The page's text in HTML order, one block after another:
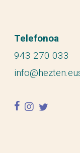
Telefonoa
943 270 033
facebook
instagram
twitter